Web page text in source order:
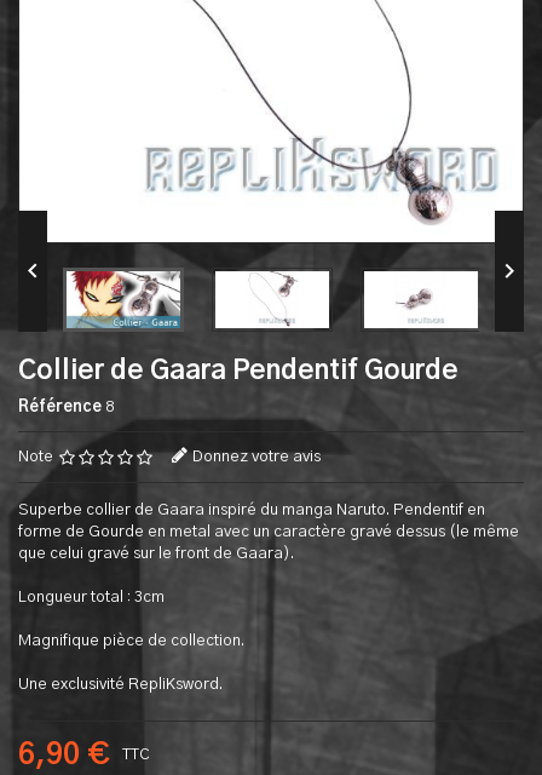
 
Collier de Gaara Pendentif Gourde
Référence 8
Note Donnez votre avis
Superbe collier de Gaara inspiré du manga Naruto. Pendentif en
forme de Gourde en metal avec un caractère gravé dessus (le même
que celui gravé sur le front de Gaara).
Longueur total : 3cm
Magnifique pièce de collection.
Une exclusivité RepliKsword.
6,90 € TTC